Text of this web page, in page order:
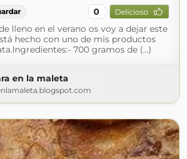
0 Delicioso
lleno en el verano os voy a dejar este
hecho con uno de mis productos
700 gramos de (...)
en la maleta